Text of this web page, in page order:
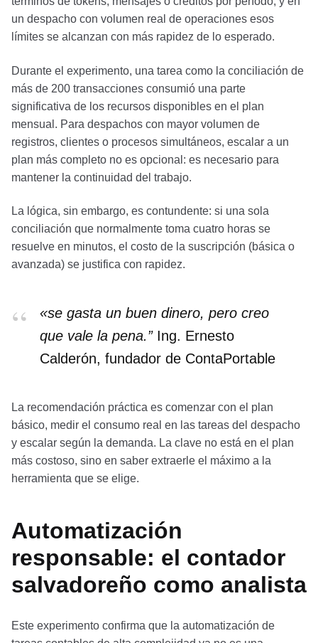
un despacho con volumen real de operaciones esos
límites se alcanzan con más rapidez de lo esperado.
Durante el experimento, una tarea como la conciliación de
más de 200 transacciones consumió una parte
significativa de los recursos disponibles en el plan
mensual. Para despachos con mayor volumen de
registros, clientes o procesos simultáneos, escalar a un
plan más completo no es opcional: es necesario para
mantener la continuidad del trabajo.
La lógica, sin embargo, es contundente: si una sola
conciliación que normalmente toma cuatro horas se
resuelve en minutos, el costo de la suscripción (básica o
avanzada) se justifica con rapidez.
«se gasta un buen dinero, pero creo
que vale la pena.”Ing. Ernesto
Calderón, fundador de ContaPortable
La recomendación práctica es comenzar con el plan
básico, medir el consumo real en las tareas del despacho
y escalar según la demanda. La clave no está en el plan
más costoso, sino en saber extraerle el máximo a la
herramienta que se elige.
Automatización
responsable: el contador
salvadoreño como analista
Este experimento confirma que la automatización de